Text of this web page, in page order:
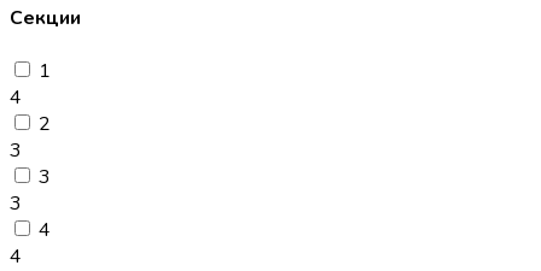
Секции
1
4
2
3
3
3
4
4